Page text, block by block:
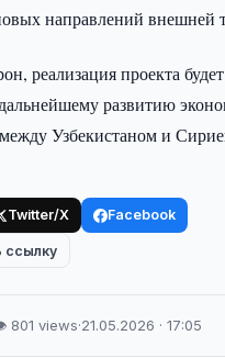
направлений внешней
реализация проекта будет
развитию
Узбекистаном и
Twitter/X Facebook
ссылку
801 views·21.05.2026 · 17:05